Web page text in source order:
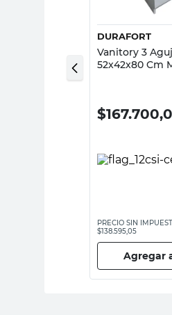
DURAFORT
Vanitory 3
52x42x80 Cm
$
PRECIO SIN
$138.595,05
Agregar